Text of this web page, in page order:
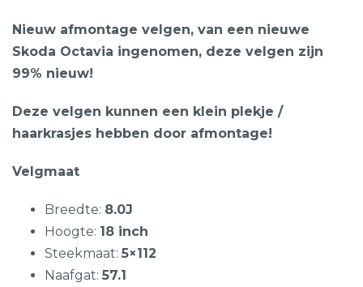
Nieuw afmontage velgen, van een nieuwe
Skoda Octavia ingenomen, deze velgen zijn
99% nieuw!
Deze velgen kunnen een klein plekje /
haarkrasjes hebben door afmontage!
Velgmaat
Breedte: 8.0J
Hoogte: 18 inch
Steekmaat: 5×112
Naafgat: 57.1